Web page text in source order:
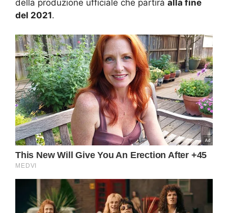
della produzione ufficiale che partirà alla fine
del 2021.